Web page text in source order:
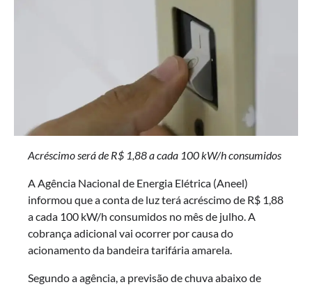
Acréscimo será de R$ 1,88 a cada 100 kW/h consumidos
A Agência Nacional de Energia Elétrica (Aneel)
informou que a conta de luz terá acréscimo de R$ 1,88
a cada 100 kW/h consumidos no mês de julho. A
cobrança adicional vai ocorrer por causa do
acionamento da bandeira tarifária amarela.
Segundo a agência, a previsão de chuva abaixo de